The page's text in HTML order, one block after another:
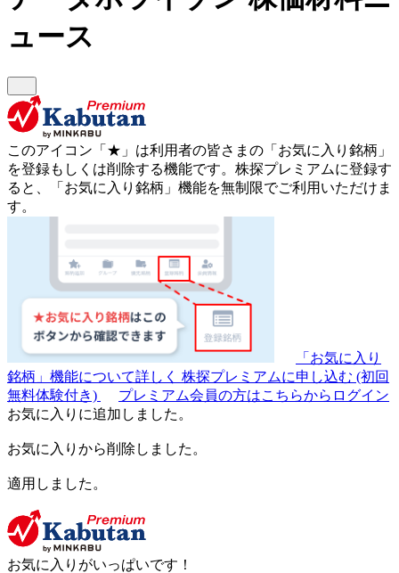
ュース
このアイコン 「★」 は利用者の皆さまの 「お気に入り銘柄」
を登録もしくは削除する機能です。 株探プレミアムに登録す
ると、「お気に入り銘柄」機能を無制限でご利用いただけま
す。
「お気に入り
銘柄」機能について詳しく 株探プレミアムに申し込む (初回
無料体験付き)
プレミアム会員の方はこちらからログイン
お気に入りに追加しました。
お気に入りから削除しました。
適用しました。
お気に入りがいっぱいです！